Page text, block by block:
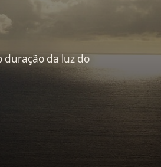
duração da luz do